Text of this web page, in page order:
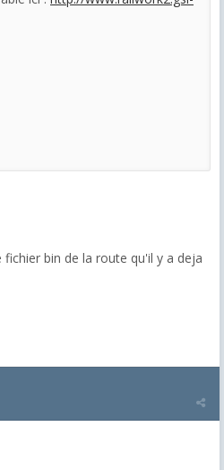
bin de la route qu'il y a deja